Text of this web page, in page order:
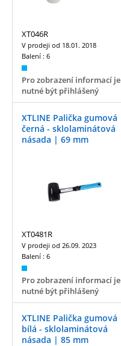
XT046R
V prodeji od 18.01. 2018
Balení : 6
Pro zobrazení informací je
nutné být přihlášený
XTLINE Palička gumová
černá - sklolaminátová
násada | 69 mm
XT0481R
V prodeji od 26.09. 2023
Balení : 6
Pro zobrazení informací je
nutné být přihlášený
XTLINE Palička gumová
bílá - sklolaminátová
násada | 85 mm